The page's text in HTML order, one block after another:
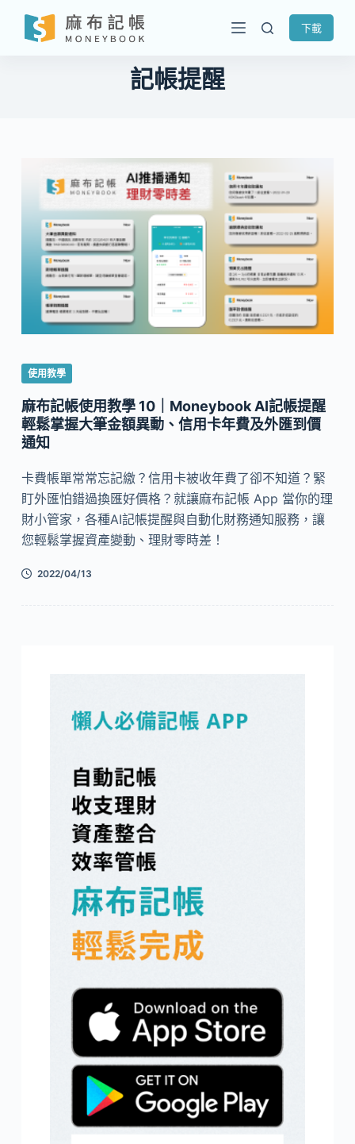
跳
至
下載
記帳提醒
使用教學
麻布記帳使用教學 10｜Moneybook AI記帳提醒
輕鬆掌握大筆金額異動、信用卡年費及外匯到價
通知
卡費帳單常常忘記繳？信用卡被收年費了卻不知道？緊
盯外匯怕錯過換匯好價格？就讓麻布記帳 App 當你的理
財小管家，各種AI記帳提醒與自動化財務通知服務，讓
您輕鬆掌握資產變動、理財零時差！
2022/04/13